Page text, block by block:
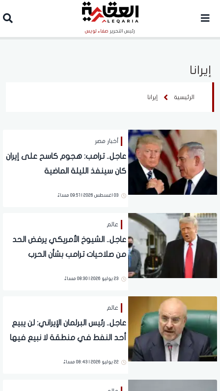
رئيس التحرير صفاء لويس
إيرانا
الرئيسية إيرانا
أخبار مصر
عاجل.. ترامب: هجوم كاسح على إيران
كان سينفذ الليلة الماضية
03 اغسطس 2026 | 09:51 مساءً
عالم
عاجل.. الشيوخ الأمريكي يرفض الحد
من صلاحيات ترامب بشأن الحرب
23 يوليو 2026 | 08:30 مساءً
عالم
عاجل.. رئيس البرلمان الإيراني: لن يبيع
أحد النفط في منطقة لا نبيع فيها
22 يوليو 2026 | 08:43 مساءً